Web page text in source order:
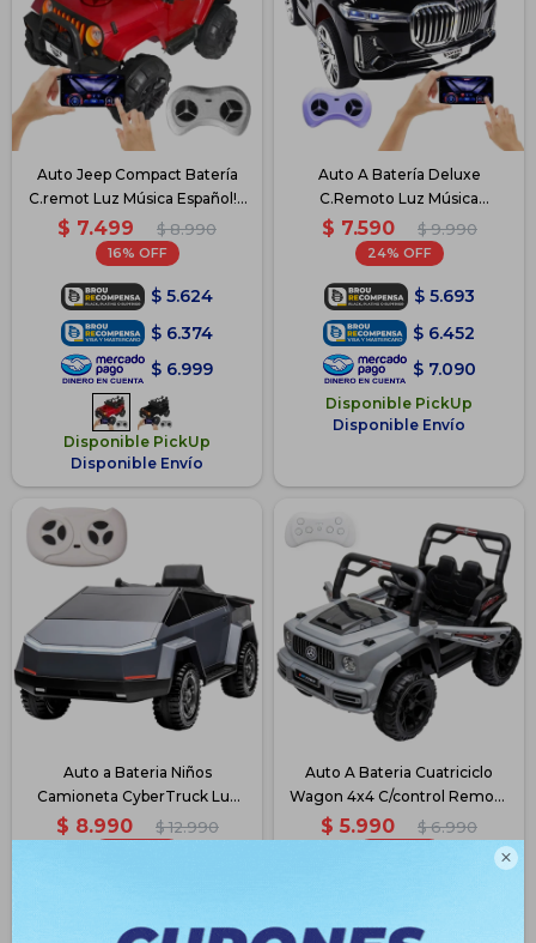

Auto Jeep Compact Batería
C.remot Luz Música Español! -
Rojo
$ 7.499 $ 8.990
16
$ 5.624
$ 6.374
$ 6.999
Disponible PickUp
Disponible Envío
Auto A Batería Deluxe
C.Remoto Luz Música
Bluetooth - Negro
$ 7.590 $ 9.990
24
$ 5.693
$ 6.452
$ 7.090
Disponible PickUp
Disponible Envío
Auto a Bateria Niños
Camioneta CyberTruck Luz
Sonido
$ 8.990 $ 12.990
$ 7.642
Auto A Bateria Cuatriciclo
Wagon 4x4 C/control Remoto
- Gris
$ 5.990 $ 6.990
$